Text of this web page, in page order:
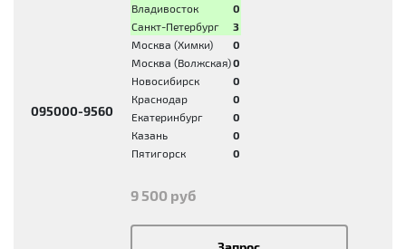
095000-9560
Владивосток
0
Санкт-Петербург
3
Москва (Химки)
0
Москва (Волжская)0
Новосибирск
0
Краснодар
0
Екатеринбург
0
Казань
0
Пятигорск
0
9 500 руб